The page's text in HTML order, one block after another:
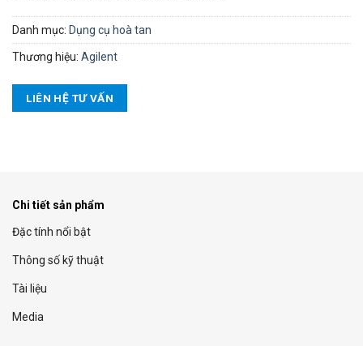
Danh mục: Dụng cụ hoà tan
Thương hiệu: Agilent
LIÊN HỆ TƯ VẤN
Chi tiết sản phẩm
Đặc tính nổi bật
Thông số kỹ thuật
Tài liệu
Media